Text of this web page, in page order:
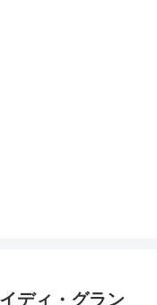
ディ・グラン